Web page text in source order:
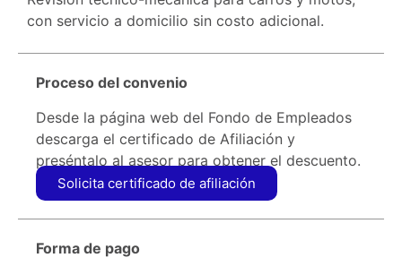
con servicio a domicilio sin costo adicional.
Proceso del convenio
Desde la página web del Fondo de Empleados
descarga el certificado de Afiliación y
preséntalo al asesor para obtener el descuento.
Solicita certificado de afiliación
Forma de pago